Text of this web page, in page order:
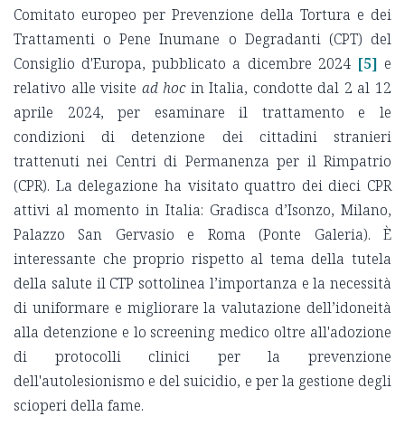
Comitato europeo per Prevenzione della Tortura e dei
Trattamenti o Pene Inumane o Degradanti (CPT) del
Consiglio d'Europa, pubblicato a dicembre 2024 [5] e
relativo alle visite ad hocin Italia, condotte dal 2 al 12
aprile 2024, per esaminare il trattamento e le
condizioni di detenzione dei cittadini stranieri
trattenuti nei Centri di Permanenza per il Rimpatrio
(CPR). La delegazione ha visitato quattro dei dieci CPR
attivi al momento in Italia: Gradisca d’Isonzo, Milano,
Palazzo San Gervasio e Roma (Ponte Galeria). È
interessante che proprio rispetto al tema della tutela
della salute il CTP sottolinea l’importanza e la necessità
di uniformare e migliorare la valutazione dell’idoneità
alla detenzione e lo screening medico oltre all'adozione
di protocolli clinici per la prevenzione
dell'autolesionismo e del suicidio, e per la gestione degli
scioperi della fame.